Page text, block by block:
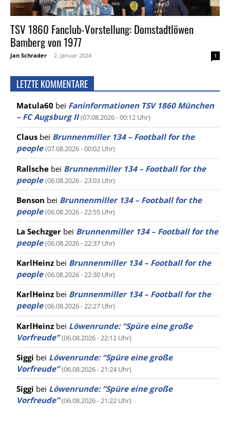
TSV 1860 Fanclub-Vorstellung: Domstadtlöwen
Bamberg von 1977
Jan Schrader - 2. Januar 2024 1
LETZTE KOMMENTARE
Matula60 bei Faninformationen TSV 1860 München
– FC Augsburg II (07.08.2026 - 00:12 Uhr)
Claus bei Brunnenmiller 134 – Football for the
people (07.08.2026 - 00:02 Uhr)
Rallsche bei Brunnenmiller 134 – Football for the
people (06.08.2026 - 23:03 Uhr)
Benson bei Brunnenmiller 134 – Football for the
people (06.08.2026 - 22:55 Uhr)
La Sechzger bei Brunnenmiller 134 – Football for the
people (06.08.2026 - 22:37 Uhr)
KarlHeinz bei Brunnenmiller 134 – Football for the
people (06.08.2026 - 22:30 Uhr)
KarlHeinz bei Brunnenmiller 134 – Football for the
people (06.08.2026 - 22:27 Uhr)
KarlHeinz bei Löwenrunde: “Spüre eine große
Vorfreude” (06.08.2026 - 22:12 Uhr)
Siggi bei Löwenrunde: “Spüre eine große
Vorfreude” (06.08.2026 - 21:24 Uhr)
Siggi bei Löwenrunde: “Spüre eine große
Vorfreude” (06.08.2026 - 21:22 Uhr)